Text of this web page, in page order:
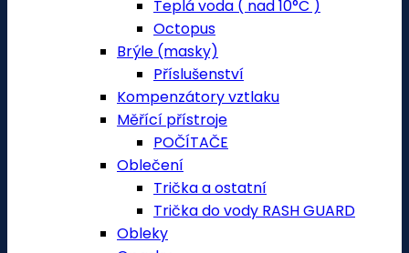
Teplá voda ( nad 10°C )
Octopus
Brýle (masky)
Příslušenství
Kompenzátory vztlaku
Měřící přístroje
POČÍTAČE
Oblečení
Trička a ostatní
Trička do vody RASH GUARD
Obleky